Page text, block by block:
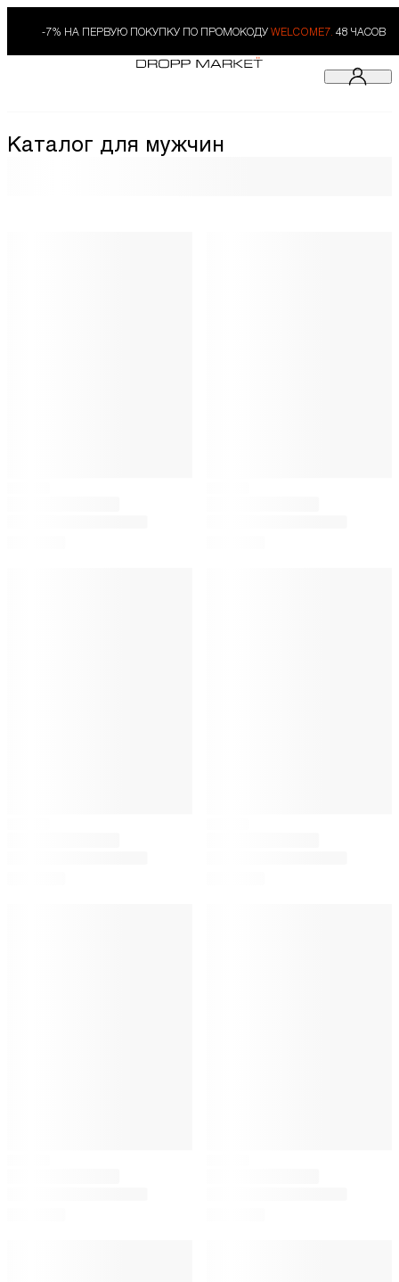
-7% НА ПЕРВУЮ ПОКУПКУ ПО ПРОМОКОДУ WELCOME7. 48 ЧАСОВ
Каталог для мужчин